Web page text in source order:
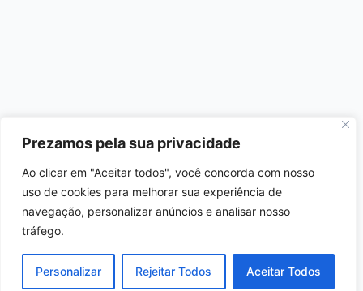
Prezamos pela sua privacidade
Ao clicar em "Aceitar todos", você concorda com nosso
uso de cookies para melhorar sua experiência de
navegação, personalizar anúncios e analisar nosso
tráfego.
Personalizar Rejeitar Todos Aceitar Todos